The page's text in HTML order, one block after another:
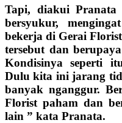
Tapi, diakui
bersyukur,
bekerja di Gerai
tersebut dan
Kondisinya seperti
Dulu kita ini jarang
banyak nganggur.
Florist paham dan
lain ” kata Pranata.